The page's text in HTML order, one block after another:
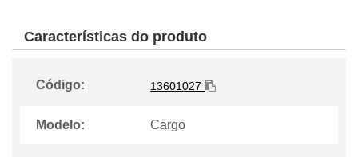
Características do produto
Código: 13601027
Modelo: Cargo